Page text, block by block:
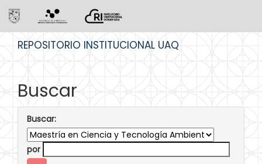
REPOSITORIO INSTITUCIONAL UAQ
Buscar
Buscar:
por